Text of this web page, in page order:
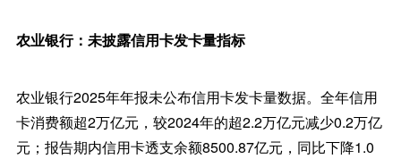
农业银行：未披露信用卡发卡量指标
农业银行2025年年报未公布信用卡发卡量数据。全年信用
卡消费额超2万亿元，较2024年的超2.2万亿元减少0.2万亿
元；报告期内信用卡透支余额8500.87亿元，同比下降1.0